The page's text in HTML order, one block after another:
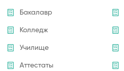
Бакалавр
Колледж
Училище
Аттестаты